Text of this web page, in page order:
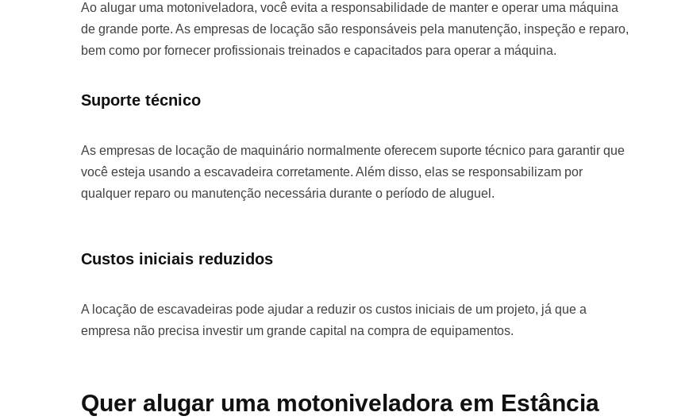
Ao alugar uma motoniveladora, você evita a responsabilidade de manter e operar uma máquina
de grande porte. As empresas de locação são responsáveis pela manutenção, inspeção e reparo,
bem como por fornecer profissionais treinados e capacitados para operar a máquina.
Suporte técnico
As empresas de locação de maquinário normalmente oferecem suporte técnico para garantir que
você esteja usando a escavadeira corretamente. Além disso, elas se responsabilizam por
qualquer reparo ou manutenção necessária durante o período de aluguel.
Custos iniciais reduzidos
A locação de escavadeiras pode ajudar a reduzir os custos iniciais de um projeto, já que a
empresa não precisa investir um grande capital na compra de equipamentos.
Quer alugar uma motoniveladora em Estância